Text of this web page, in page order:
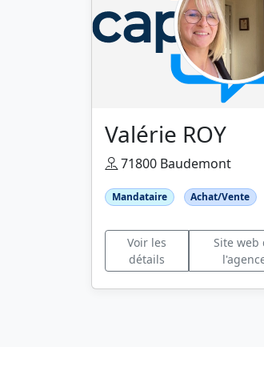
Valérie ROY
71800 Baudemont
Mandataire Achat/Vente
Voir les
détails
Site web